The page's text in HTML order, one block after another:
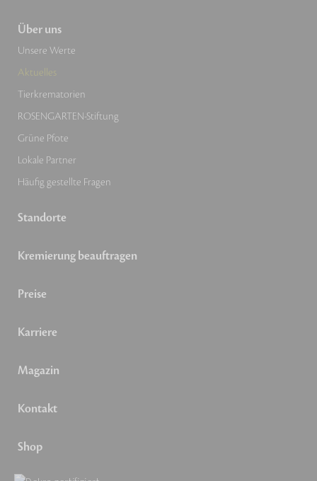
Über uns
Unsere Werte
Aktuelles
Tierkrematorien
ROSENGARTEN-Stiftung
Grüne Pfote
Lokale Partner
Häufig gestellte Fragen
Standorte
Kremierung beauftragen
Preise
Karriere
Magazin
Kontakt
Shop